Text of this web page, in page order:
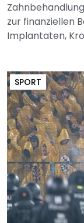
zur finanziellen
Implantaten,
SPORT